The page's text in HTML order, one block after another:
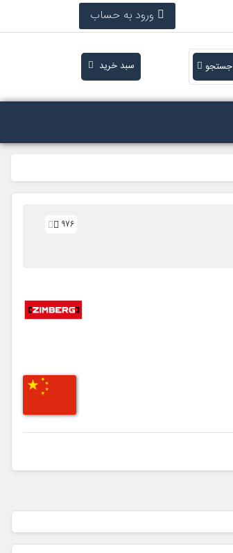
ورود به حساب
جستجو سبد خرید
976